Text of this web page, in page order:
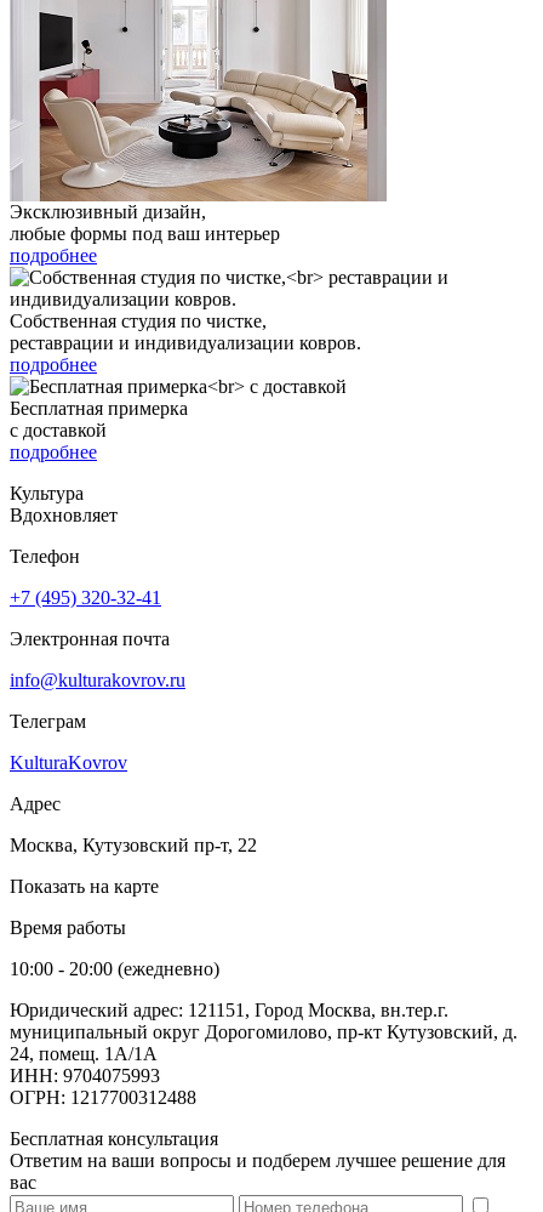
Эксклюзивный дизайн,
любые формы под ваш интерьер
подробнее
Собственная студия по чистке,
реставрации и индивидуализации ковров.
подробнее
Бесплатная примерка
с доставкой
подробнее
Культура
Вдохновляет
Телефон
+7 (495) 320-32-41
Электронная почта
info@kulturakovrov.ru
Телеграм
KulturaKovrov
Адрес
Москва, Кутузовский пр-т, 22
Показать на карте
Время работы
10:00 - 20:00 (ежедневно)
Юридический адрес: 121151, Город Москва, вн.тер.г.
муниципальный округ Дорогомилово, пр-кт Кутузовский, д.
24, помещ. 1А/1А
ИНН: 9704075993
ОГРН: 1217700312488
Бесплатная консультация
Ответим на ваши вопросы и подберем лучшее решение для
вас